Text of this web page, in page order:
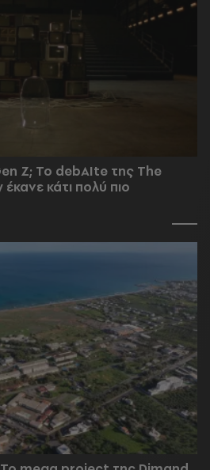
Z; Το debAIte της The
κάτι πολύ πιο